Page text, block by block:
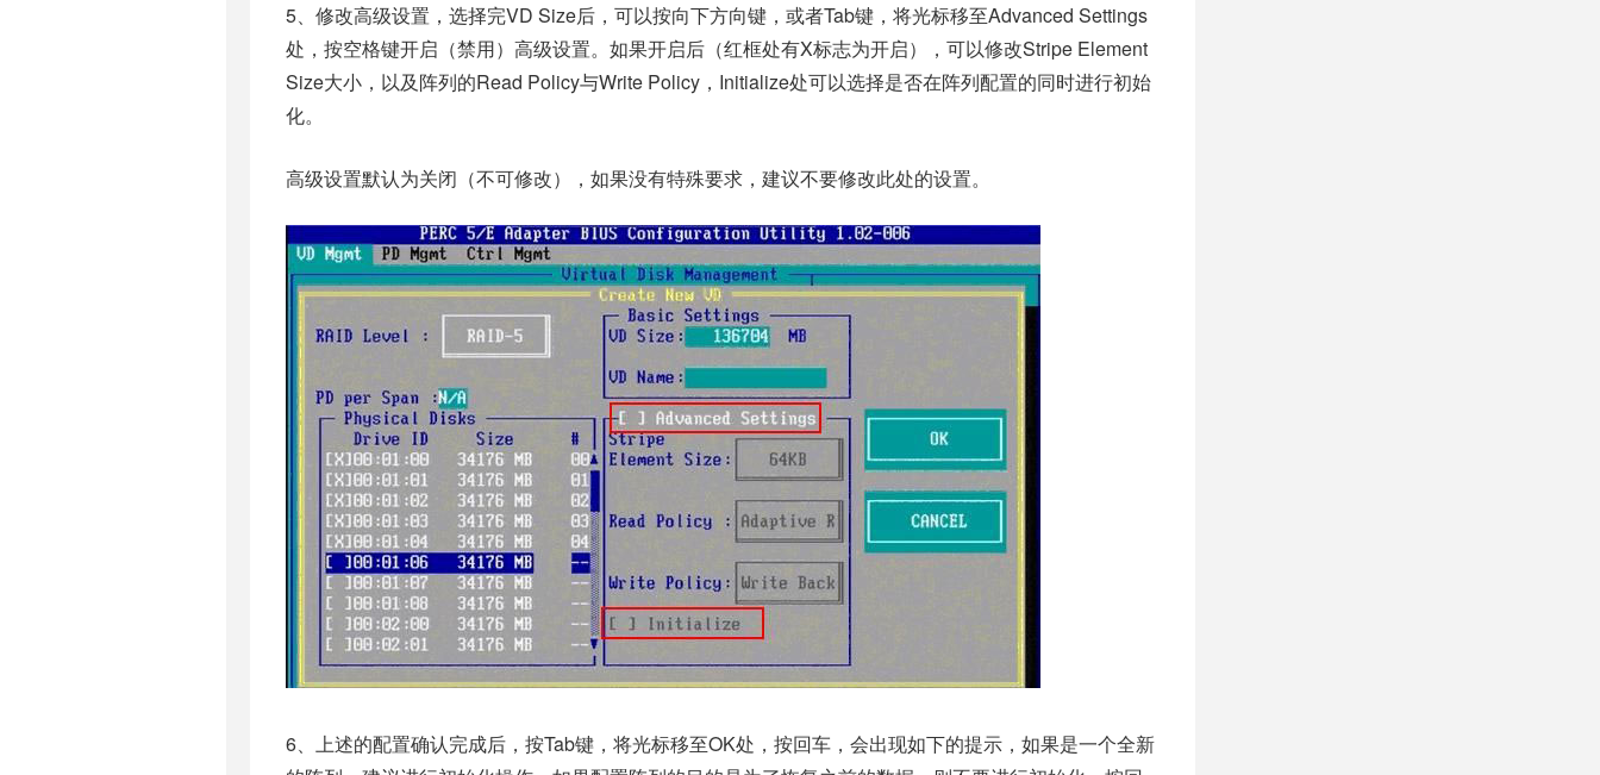
5、修改高级设置，选择完VD Size后，可以按向下方向键，或者Tab键，将光标移至Advanced Settings
处，按空格键开启（禁用）高级设置。如果开启后（红框处有X标志为开启），可以修改Stripe Element
Size大小，以及阵列的Read Policy与Write Policy，Initialize处可以选择是否在阵列配置的同时进行初始
化。
高级设置默认为关闭（不可修改），如果没有特殊要求，建议不要修改此处的设置。
6、上述的配置确认完成后，按Tab键，将光标移至OK处，按回车，会出现如下的提示，如果是一个全新